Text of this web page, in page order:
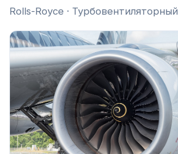
Rolls-Royce · Турбовентиляторный